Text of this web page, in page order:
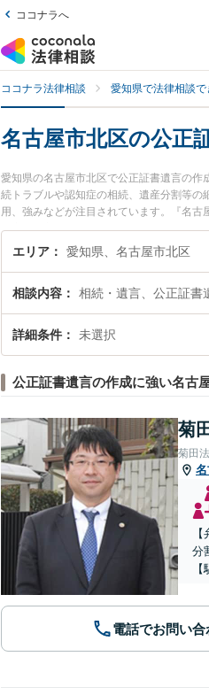
ココナラへ
ココナラ法律相談 愛知県で法律相談
名古屋市北区の公正
愛知県の名古屋市北区で公正証書遺言の
続トラブルや認知症の相続、遺産分割等
用、強みなどが注目されています。『名
の実績豊富な近くの弁護士を検索したい
めです。
エリア 愛知県、名古屋市北区
相談内容 相続・遺言、公正証書
詳細条件 未選択
公正証書遺言の作成に強い名古
菊
菊田
分
電話でお問い合